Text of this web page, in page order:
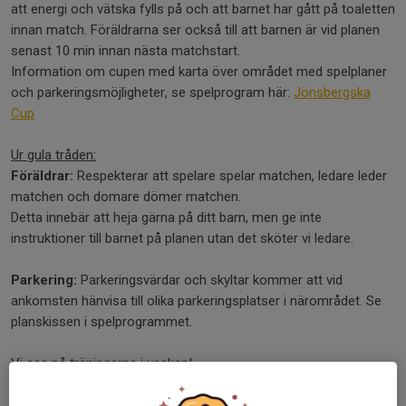
att energi och vätska fylls på och att barnet har gått på toaletten
innan match. Föräldrarna ser också till att barnen är vid planen
senast 10 min innan nästa matchstart.
Information om cupen med karta över området med spelplaner
och parkeringsmöjligheter, se spelprogram här: Jönsbergska
Cup
Ur gula tråden:
Föräldrar: Respekterar att spelare spelar matchen, ledare leder
matchen och domare dömer matchen.
Detta innebär att heja gärna på ditt barn, men ge inte
instruktioner till barnet på planen utan det sköter vi ledare.
Parkering: Parkeringsvärdar och skyltar kommer att vid
ankomsten hänvisa till olika parkeringsplatser i närområdet. Se
planskissen i spelprogrammet.
Vi ses på träningarna i veckan!